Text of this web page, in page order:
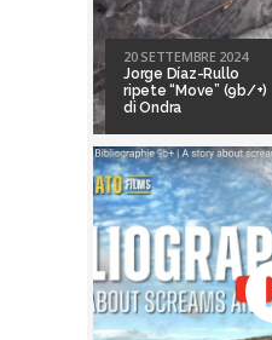
20 SETTEMBRE 2024
Jorge Díaz-Rullo
ripete “Move” (9b/+)
di Ondra